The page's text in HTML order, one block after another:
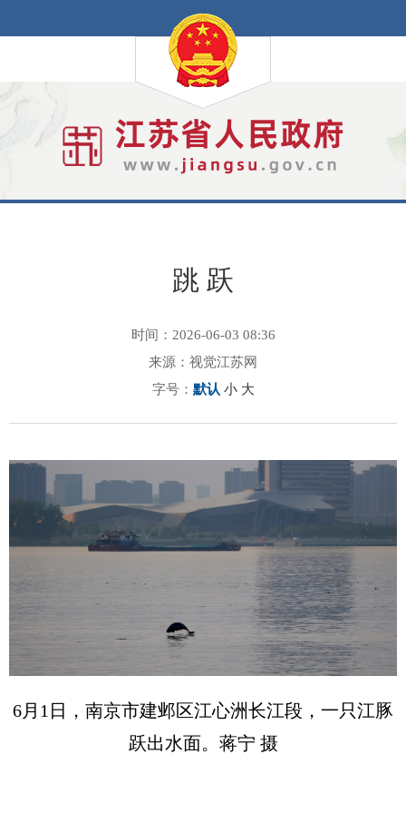
跳 跃
时间：2026-06-03 08:36
来源：视觉江苏网
字号： 默认 小 大
6月1日，南京市建邺区江心洲长江段，一只江豚
跃出水面。蒋宁 摄